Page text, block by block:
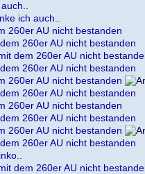
ich auch..
260er AU nicht bestanden
260er AU nicht bestanden
dem 260er AU nicht
260er AU nicht bestanden
260er AU nicht bestanden
260er AU nicht bestanden
260er AU nicht bestanden
260er AU nicht bestanden
260er AU nicht bestanden
260er AU nicht bestanden
dem 260er AU nicht